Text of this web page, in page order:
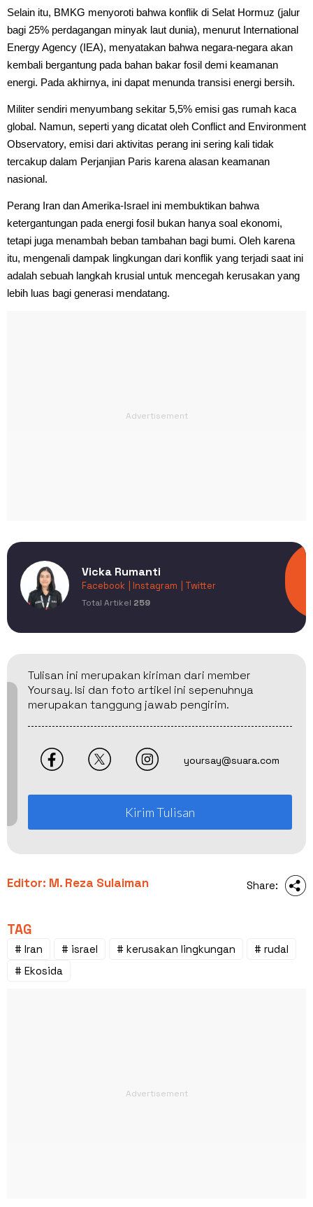
Selain itu, BMKG menyoroti bahwa konflik di Selat Hormuz (jalur
bagi 25% perdagangan minyak laut dunia), menurut International
Energy Agency (IEA), menyatakan bahwa negara-negara akan
kembali bergantung pada bahan bakar fosil demi keamanan
energi. Pada akhirnya, ini dapat menunda transisi energi bersih.
Militer sendiri menyumbang sekitar 5,5% emisi gas rumah kaca
global. Namun, seperti yang dicatat oleh Conflict and Environment
Observatory, emisi dari aktivitas perang ini sering kali tidak
tercakup dalam Perjanjian Paris karena alasan keamanan
nasional.
Perang Iran dan Amerika-Israel ini membuktikan bahwa
ketergantungan pada energi fosil bukan hanya soal ekonomi,
tetapi juga menambah beban tambahan bagi bumi. Oleh karena
itu, mengenali dampak lingkungan dari konflik yang terjadi saat ini
adalah sebuah langkah krusial untuk mencegah kerusakan yang
lebih luas bagi generasi mendatang.
Vicka Rumanti
Facebook | Instagram | Twitter
Total Artikel 259
Tulisan ini merupakan kiriman dari member
Yoursay. Isi dan foto artikel ini sepenuhnya
merupakan tanggung jawab pengirim.
yoursay@suara.com
Kirim Tulisan
Editor: M. Reza Sulaiman Share:
TAG
# Iran # israel # kerusakan lingkungan
# rudal
# Ekosida